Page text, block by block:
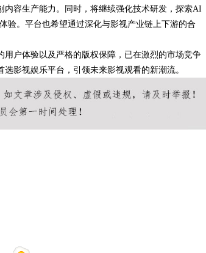
容生产能力。同时，将继续强化技术研发，探索AI
验。平台也希望通过深化与影视产业链上下游的合
户体验以及严格的版权保障，已在激烈的市场竞争
影视娱乐平台，引领未来影视观看的新潮流。